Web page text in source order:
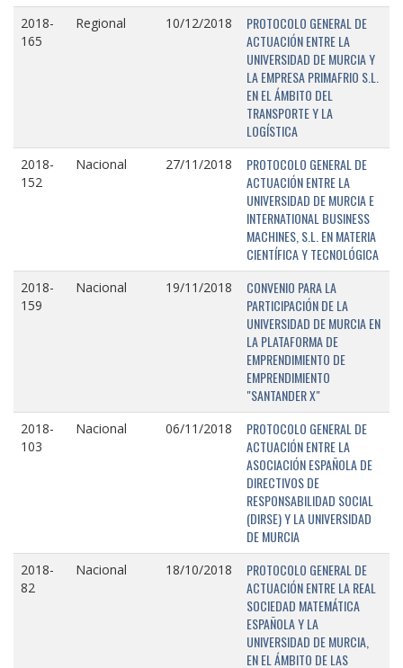
2018-
165
Regional 10/12/2018
PROTOCOLO GENERAL DE
ACTUACIÓN ENTRE LA
UNIVERSIDAD DE MURCIA Y
LA EMPRESA PRIMAFRIO S.L.
EN EL ÁMBITO DEL
TRANSPORTE Y LA
LOGÍSTICA
2018-
152
Nacional 27/11/2018
PROTOCOLO GENERAL DE
ACTUACIÓN ENTRE LA
UNIVERSIDAD DE MURCIA E
INTERNATIONAL BUSINESS
MACHINES, S.L. EN MATERIA
CIENTÍFICA Y TECNOLÓGICA
2018-
159
Nacional 19/11/2018
CONVENIO PARA LA
PARTICIPACIÓN DE LA
UNIVERSIDAD DE MURCIA EN
LA PLATAFORMA DE
EMPRENDIMIENTO DE
EMPRENDIMIENTO
"SANTANDER X"
2018-
103
Nacional 06/11/2018
PROTOCOLO GENERAL DE
ACTUACIÓN ENTRE LA
ASOCIACIÓN ESPAÑOLA DE
DIRECTIVOS DE
RESPONSABILIDAD SOCIAL
(DIRSE) Y LA UNIVERSIDAD
DE MURCIA
2018-
82
Nacional 18/10/2018
PROTOCOLO GENERAL DE
ACTUACIÓN ENTRE LA REAL
SOCIEDAD MATEMÁTICA
ESPAÑOLA Y LA
UNIVERSIDAD DE MURCIA,
EN EL ÁMBITO DE LAS